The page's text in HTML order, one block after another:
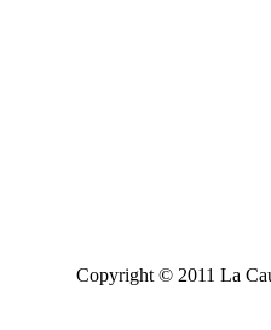
Copyright © 2011 La